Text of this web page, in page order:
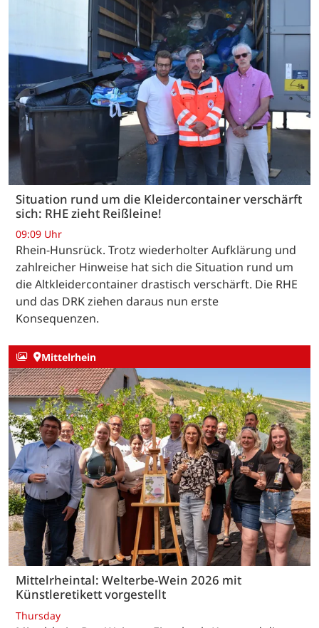
Situation rund um die Kleidercontainer verschärft
sich: RHE zieht Reißleine!
09:09 Uhr
Rhein-Hunsrück. Trotz wiederholter Aufklärung und
zahlreicher Hinweise hat sich die Situation rund um
die Altkleidercontainer drastisch verschärft. Die RHE
und das DRK ziehen daraus nun erste
Konsequenzen.
Mittelrhein
Mittelrheintal: Welterbe-Wein 2026 mit
Künstleretikett vorgestellt
Thursday